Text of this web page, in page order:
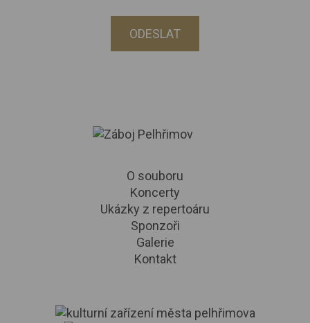
ODESLAT
O souboru
Koncerty
Ukázky z repertoáru
Sponzoři
Galerie
Kontakt